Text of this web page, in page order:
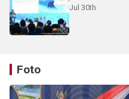
Jul 30th
Foto